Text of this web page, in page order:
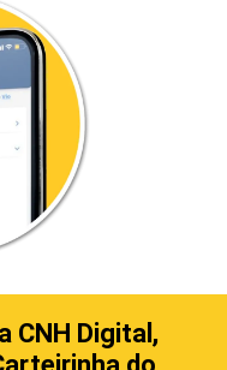
CNH Digital,